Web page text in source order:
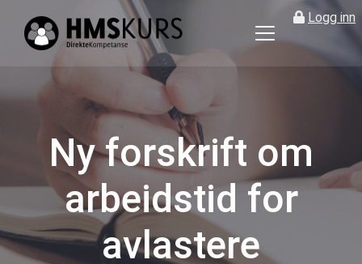
Logg inn
for
ledere
og
verneombud
Ny forskrift om
arbeidstid for
avlastere